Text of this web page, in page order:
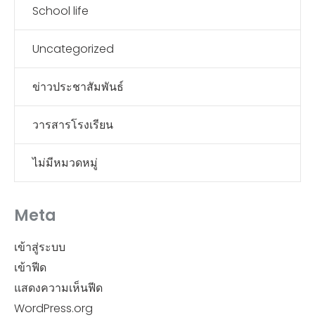
School life
Uncategorized
ข่าวประชาสัมพันธ์
วารสารโรงเรียน
ไม่มีหมวดหมู่
Meta
เข้าสู่ระบบ
เข้าฟีด
แสดงความเห็นฟีด
WordPress.org